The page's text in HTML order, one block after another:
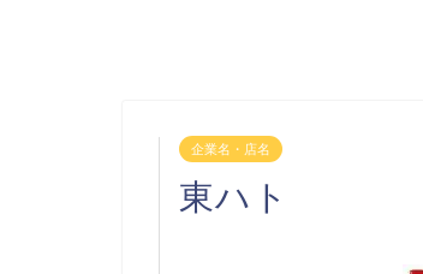
企業名・店名
東ハト